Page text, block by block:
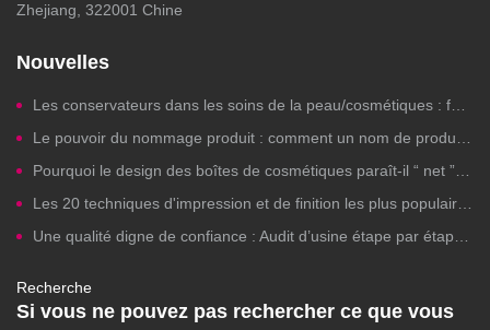
Zhejiang, 322001 Chine
Nouvelles
Les conservateurs dans les soins de la peau/cosmétiques : faut-il s’en inquiéter ?
Le pouvoir du nommage produit : comment un nom de produit beauté bien choisi génère des clics, de la confiance et des ventes
Pourquoi le design des boîtes de cosmétiques paraît-il “ net ” sur les ordinateurs mais est-il illisible à l'impression ?
Les 20 techniques d'impression et de finition les plus populaires pour les emballages de cosmétiques de marque privée
Une qualité digne de confiance : Audit d’usine étape par étape pour la fabrication de cosmétiques de marque privée
Recherche
Si vous ne pouvez pas rechercher ce que vous